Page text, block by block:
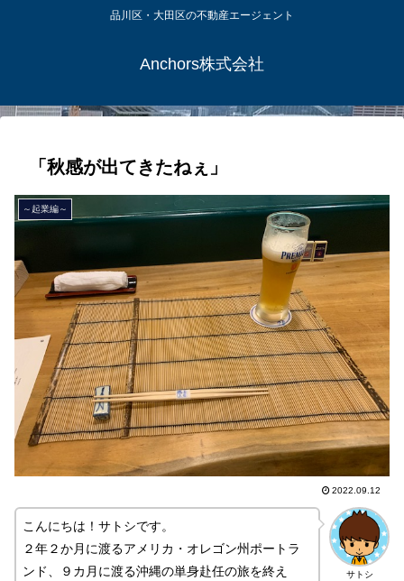
品川区・大田区の不動産エージェント
Anchors株式会社
「秋感が出てきたねぇ」
～起業編～
2022.09.12
サトシ
こんにちは！サトシです。
２年２か月に渡るアメリカ・オレゴン州ポートラ
ンド、９カ月に渡る沖縄の単身赴任の旅を終え